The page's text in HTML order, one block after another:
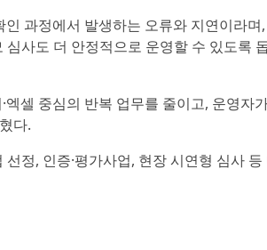
과정에서 발생하는 오류와 지연이라며,
사도 더 안정적으로 운영할 수 있도록
셀 중심의 반복 업무를 줄이고, 운영자
다.
정, 인증·평가사업, 현장 시연형 심사 등